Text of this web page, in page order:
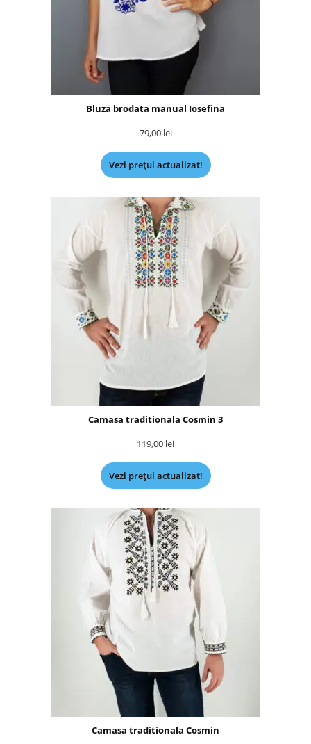
Bluza brodata manual Iosefina
79,00 lei
Vezi prețul actualizat!
Camasa traditionala Cosmin 3
119,00 lei
Vezi prețul actualizat!
Camasa traditionala Cosmin